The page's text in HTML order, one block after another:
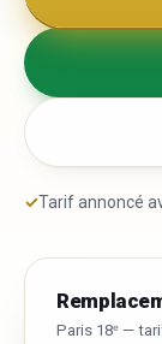
✓Tarif annoncé
Paris 18ᵉ —